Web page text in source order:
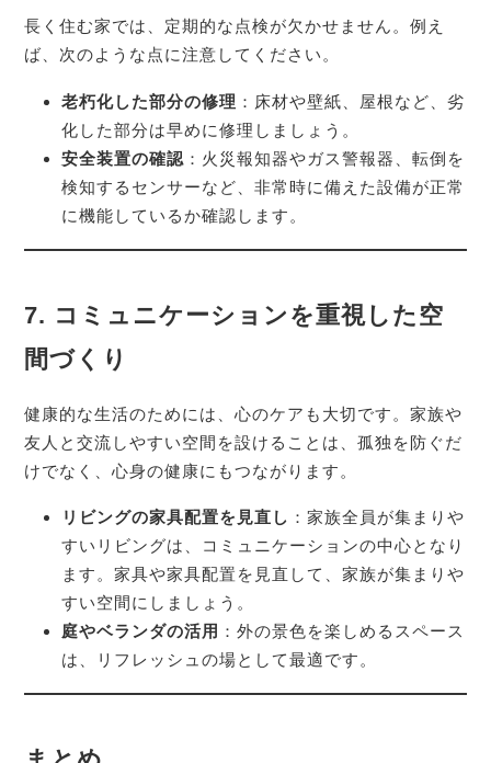
長く住む家では、定期的な点検が欠かせません。例え
ば、次のような点に注意してください。
老朽化した部分の修理 ：床材や壁紙、屋根など、劣
化した部分は早めに修理しましょう。
安全装置の確認 ：火災報知器やガス警報器、転倒を
検知するセンサーなど、非常時に備えた設備が正常
に機能しているか確認します。
7. コミュニケーションを重視した空
間づくり
健康的な生活のためには、心のケアも大切です。家族や
友人と交流しやすい空間を設けることは、孤独を防ぐだ
けでなく、心身の健康にもつながります。
リビングの家具配置を見直し ：家族全員が集まりや
すいリビングは、コミュニケーションの中心となり
ます。家具や家具配置を見直して、家族が集まりや
すい空間にしましょう。
庭やベランダの活用 ：外の景色を楽しめるスペース
は、リフレッシュの場として最適です。